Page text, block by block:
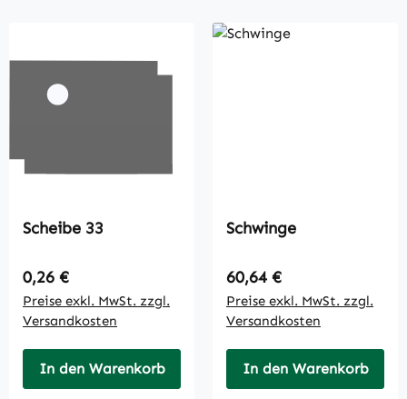
Scheibe 33
Regulärer Preis:
0,26 €
Preise exkl. MwSt. zzgl.
Versandkosten
In den Warenkorb
Schwinge
Regulärer Preis:
60,64 €
Preise exkl. MwSt. zzgl.
Versandkosten
In den Warenkorb